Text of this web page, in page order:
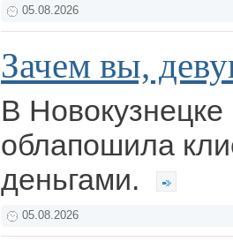
05.08.2026
Зачем вы,
В Новокузнецке
облапошила
деньгами.
05.08.2026